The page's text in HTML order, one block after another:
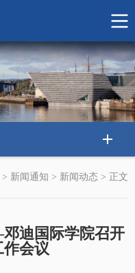
> 新闻通知 > 新闻动态 > 正文
迪国际学院召开
会议